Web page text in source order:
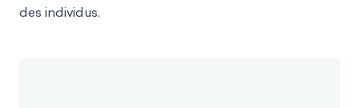
des individus.